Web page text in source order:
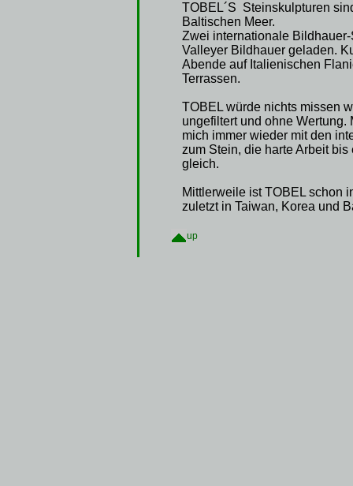
TOBEL´S Steinskulpturen
Baltischen Meer.
Zwei internationale
Valleyer Bildhauer geladen.
Abende auf Italienischen
Terrassen.
TOBEL würde nichts missen
ungefiltert und ohne
mich immer wieder mit den
zum Stein, die harte Arbeit
gleich.
Mittlerweile ist TOBEL schon
zuletzt in Taiwan, Korea und
up